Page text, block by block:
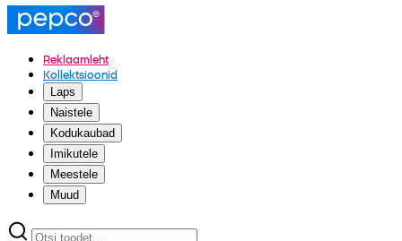
Reklaamleht
Kollektsioonid
Laps
Naistele
Kodukaubad
Imikutele
Meestele
Muud